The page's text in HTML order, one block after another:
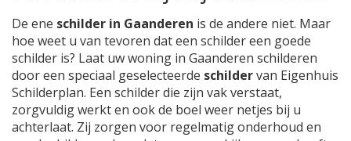
De ene schilder in Gaanderen is de andere niet. Maar
hoe weet u van tevoren dat een schilder een goede
schilder is? Laat uw woning in Gaanderen schilderen
door een speciaal geselecteerde schildervan Eigenhuis
Schilderplan. Een schilder die zijn vak verstaat,
zorgvuldig werkt en ook de boel weer netjes bij u
achterlaat. Zij zorgen voor regelmatig onderhoud en